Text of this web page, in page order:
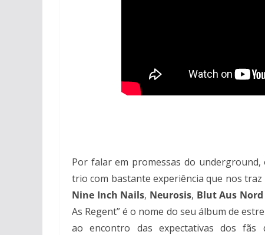
Por falar em promessas do underground,
trio com bastante experiência que nos
Nine Inch Nails, Neurosis, Blut Aus Nord
As Regent” é o nome do seu álbum de
ao encontro das expectativas dos fãs